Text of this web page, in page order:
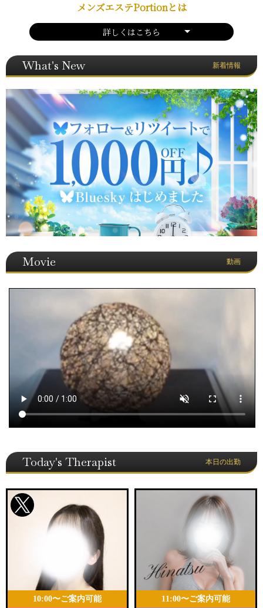
メンズエステPortionとは
詳しくはこちら
What's New 新着情報
Movie 動画
Today's Therapist 本日の出勤
10:00〜ご案内可能 11:00〜ご案内可能